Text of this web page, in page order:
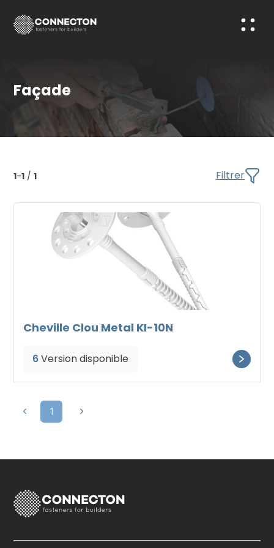
Façade
1-1 / 1 Filtrer
Cheville Clou Metal KI-10N
6Version disponible
1